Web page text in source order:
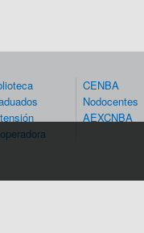
CENBA
Nodocentes
AEXCNBA